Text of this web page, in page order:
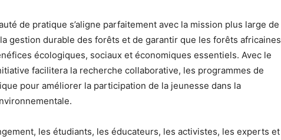
de pratique s’aligne parfaitement avec la mission plus large de
la gestion durable des forêts et de garantir que les forêts africaines
écologiques, sociaux et économiques essentiels. Avec le
facilitera la recherche collaborative, les programmes de
pour améliorer la participation de la jeunesse dans la
les étudiants, les éducateurs, les activistes, les experts et